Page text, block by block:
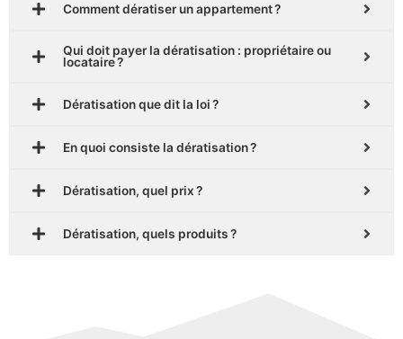
Comment dératiser un appartement ?
Qui doit payer la dératisation : propriétaire ou
locataire ?
Dératisation que dit la loi ?
En quoi consiste la dératisation ?
Dératisation, quel prix ?
Dératisation, quels produits ?